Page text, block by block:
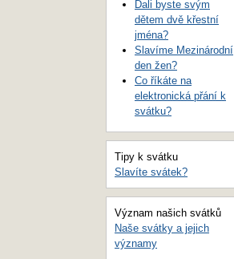
Dali byste svým
dětem dvě křestní
jména?
Slavíme Mezinárodní
den žen?
Co říkáte na
elektronická přání k
svátku?
Tipy k svátku
Slavíte svátek?
Význam našich svátků
Naše svátky a jejich
významy